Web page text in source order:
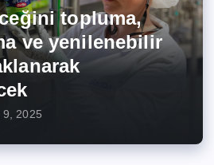
topluma,
ve yenilenebilir
9, 2025